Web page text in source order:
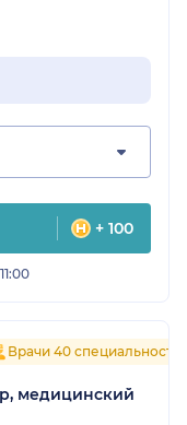
+ 100
Врачи 40
медицинский